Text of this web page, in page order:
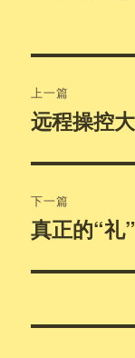
章
航
上一篇
上
文
章：
远程操控
下一篇
下
文
真正的“礼”